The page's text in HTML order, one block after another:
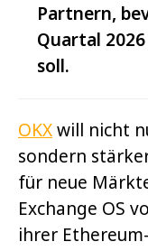
Partnern,
Quartal
soll.
OKXwill nicht
sondern
für neue
Exchange OS
ihrer